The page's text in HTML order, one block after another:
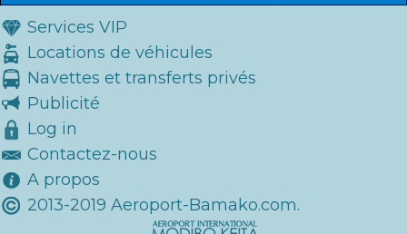
Services VIP
Locations de véhicules
Navettes et transferts privés
Publicité
Log in
Contactez-nous
A propos
2013-2019 Aeroport-Bamako.com.